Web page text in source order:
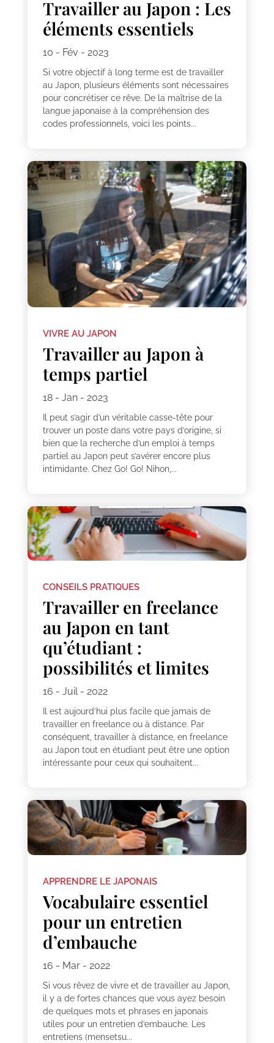
Travailler au Japon : Les
éléments essentiels
10 - Fév - 2023
Si votre objectif à long terme est de travailler
au Japon, plusieurs éléments sont nécessaires
pour concrétiser ce rêve. De la maîtrise de la
langue japonaise à la compréhension des
codes professionnels, voici les points...
VIVRE AU JAPON
Travailler au Japon à
temps partiel
18 - Jan - 2023
Il peut s’agir d’un véritable casse-tête pour
trouver un poste dans votre pays d’origine, si
bien que la recherche d’un emploi à temps
partiel au Japon peut s’avérer encore plus
intimidante. Chez Go! Go! Nihon,...
CONSEILS PRATIQUES
Travailler en freelance
au Japon en tant
qu’étudiant :
possibilités et limites
16 - Juil - 2022
Il est aujourd’hui plus facile que jamais de
travailler en freelance ou à distance. Par
conséquent, travailler à distance, en freelance
au Japon tout en étudiant peut être une option
intéressante pour ceux qui souhaitent...
APPRENDRE LE JAPONAIS
Vocabulaire essentiel
pour un entretien
d’embauche
16 - Mar - 2022
Si vous rêvez de vivre et de travailler au Japon,
il y a de fortes chances que vous ayez besoin
de quelques mots et phrases en japonais
utiles pour un entretien d’embauche. Les
entretiens (mensetsu...